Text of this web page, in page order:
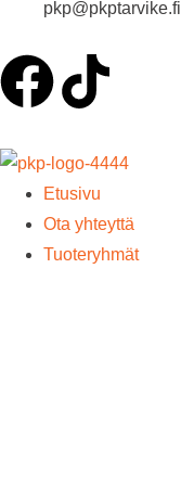
pkp@pkptarvike.fi
Etusivu
Ota yhteyttä
Tuoteryhmät